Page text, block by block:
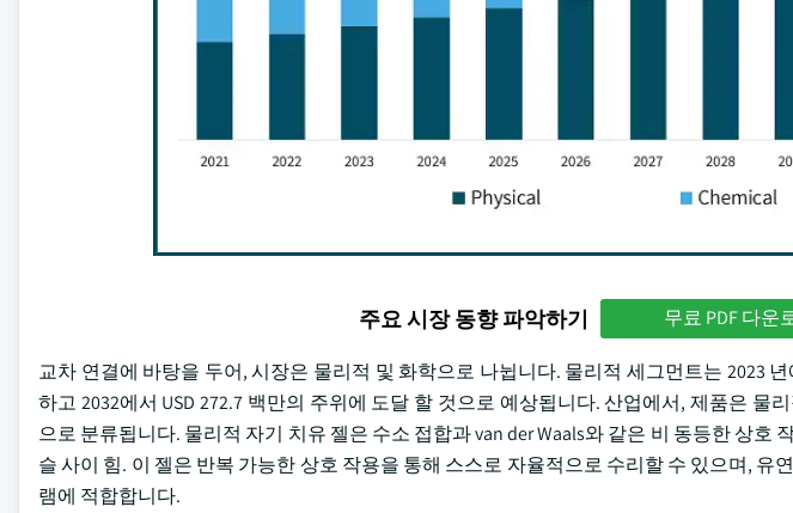
주요 시장 동향 파악하기 무료 PDF 다운
교차 연결에 바탕을 두어, 시장은 물리적 및 화학으로 나뉩니다. 물리적 세그먼트는 2023
하고 2032에서 USD 272.7 백만의 주위에 도달 할 것으로 예상됩니다. 산업에서, 제품은 물
으로 분류됩니다. 물리적 자기 치유 젤은 수소 접합과 van der Waals와 같은 비 동등한 상호
슬 사이 힘. 이 젤은 반복 가능한 상호 작용을 통해 스스로 자율적으로 수리할 수 있으며, 유
램에 적합합니다.